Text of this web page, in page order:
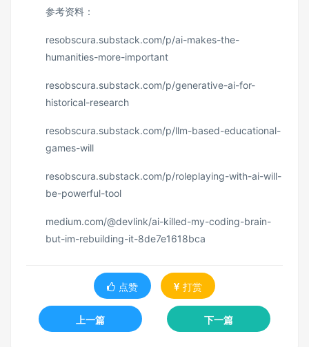
参考资料：
resobscura.substack.com/p/ai-makes-the-
humanities-more-important
resobscura.substack.com/p/generative-ai-for-
historical-research
resobscura.substack.com/p/llm-based-educational-
games-will
resobscura.substack.com/p/roleplaying-with-ai-will-
be-powerful-tool
medium.com/@devlink/ai-killed-my-coding-brain-
but-im-rebuilding-it-8de7e1618bca
点赞 打赏
上一篇 下一篇